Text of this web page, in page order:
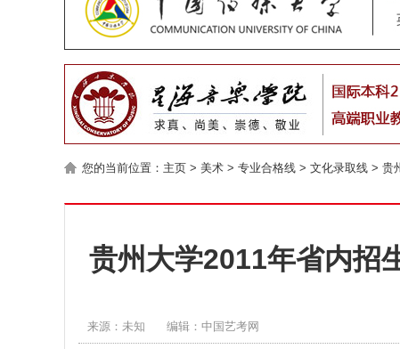
您的当前位置： 主页 > 美术 > 专业合格线 > 文化录取线 > 贵
贵州大学2011年省内招
来源：未知 编辑：中国艺考网